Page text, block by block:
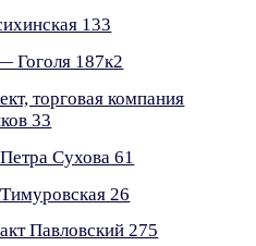
133
Гоголя 187к2
торговая компания
33
Сухова 61
26
Павловский 275